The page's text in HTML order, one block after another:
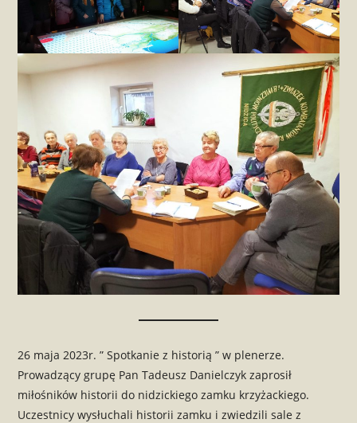
26 maja 2023r. ” Spotkanie z historią ” w plenerze.
Prowadzący grupę Pan Tadeusz Danielczyk zaprosił
miłośników historii do nidzickiego zamku krzyżackiego.
Uczestnicy wysłuchali historii zamku i zwiedzili sale z